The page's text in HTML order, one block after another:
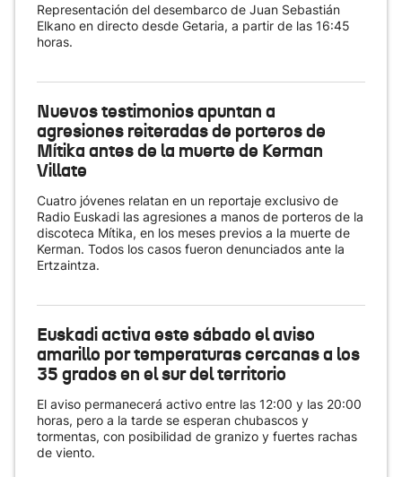
Representación del desembarco de Juan Sebastián
Elkano en directo desde Getaria, a partir de las 16:45
horas.
Nuevos testimonios apuntan a
agresiones reiteradas de porteros de
Mítika antes de la muerte de Kerman
Villate
Cuatro jóvenes relatan en un reportaje exclusivo de
Radio Euskadi las agresiones a manos de porteros de la
discoteca Mítika, en los meses previos a la muerte de
Kerman. Todos los casos fueron denunciados ante la
Ertzaintza.
Euskadi activa este sábado el aviso
amarillo por temperaturas cercanas a los
35 grados en el sur del territorio
El aviso permanecerá activo entre las 12:00 y las 20:00
horas, pero a la tarde se esperan chubascos y
tormentas, con posibilidad de granizo y fuertes rachas
de viento.